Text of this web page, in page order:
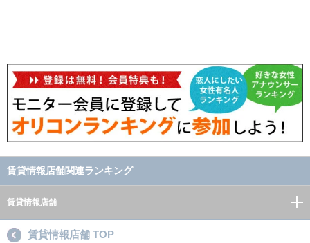
賃貸情報店舗関連ランキング
賃貸情報店舗
賃貸情報店舗 TOP